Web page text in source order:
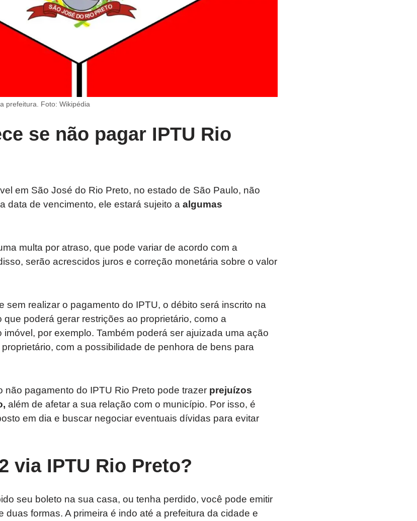
prefeitura. Foto: Wikipédia
se não pagar IPTU Rio
em São José do Rio Preto, no estado de São Paulo, não
data de vencimento, ele estará sujeito a algumas
multa por atraso, que pode variar de acordo com a
serão acrescidos juros e correção monetária sobre o valor
sem realizar o pagamento do IPTU, o débito será inscrito na
poderá gerar restrições ao proprietário, como a
por exemplo. Também poderá ser ajuizada uma ação
com a possibilidade de penhora de bens para
não pagamento do IPTU Rio Preto pode trazer prejuízos
além de afetar a sua relação com o município. Por isso, é
em dia e buscar negociar eventuais dívidas para evitar
via IPTU Rio Preto?
seu boleto na sua casa, ou tenha perdido, você pode emitir
duas formas. A primeira é indo até a prefeitura da cidade e